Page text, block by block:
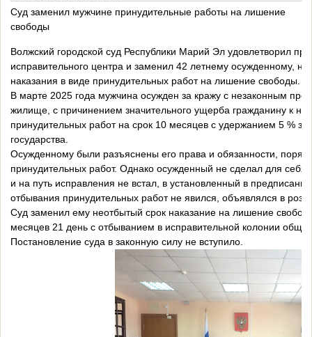
Суд заменил мужчине принудительные работы на лишение
свободы
Волжский городской суд Республики Марий Эл удовлетворил
исправительного центра и заменил 42 летнему осужденному,
наказания в виде принудительных работ на лишение свободы.
В марте 2025 года мужчина осужден за кражу с незаконным
жилище, с причинением значительного ущерба гражданину к
принудительных работ на срок 10 месяцев с удержанием 5 %
государства.
Осужденному были разъяснены его права и обязанности,
принудительных работ. Однако осужденный не сделал для себя
и на путь исправления не встал, в установленный в
отбывания принудительных работ не явился, объявлялся в
Суд заменил ему неотбытый срок наказание на лишение
месяцев 21 день с отбыванием в исправительной колонии
Постановление суда в законную силу не вступило.